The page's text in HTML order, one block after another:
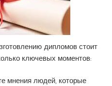
дипломов стоит
ключевых моментов:
мнения людей, которые